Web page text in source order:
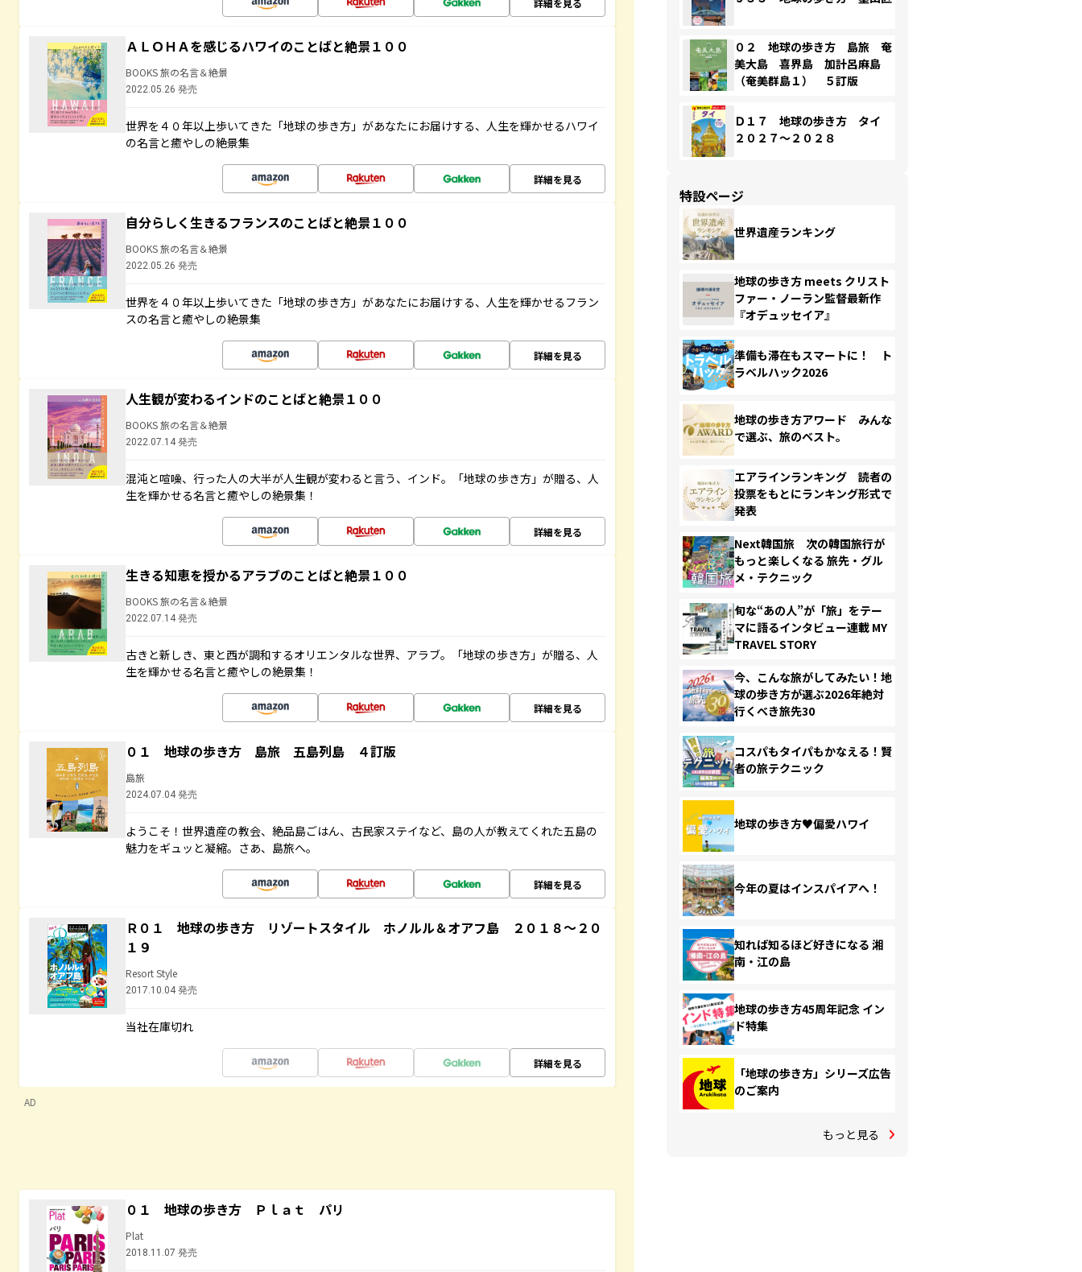
ＡＬＯＨＡを感じるハワイのことばと絶景１００
BOOKS 旅の名言＆絶景
2022.05.26 発売
世界を４０年以上歩いてきた「地球の歩き方」があなたにお届けする、人生を輝かせるハワイ
の名言と癒やしの絶景集
詳細を見る
自分らしく生きるフランスのことばと絶景１００
BOOKS 旅の名言＆絶景
2022.05.26 発売
世界を４０年以上歩いてきた「地球の歩き方」があなたにお届けする、人生を輝かせるフラン
スの名言と癒やしの絶景集
詳細を見る
人生観が変わるインドのことばと絶景１００
BOOKS 旅の名言＆絶景
2022.07.14 発売
混沌と喧噪、行った人の大半が人生観が変わると言う、インド。「地球の歩き方」が贈る、人
生を輝かせる名言と癒やしの絶景集！
詳細を見る
生きる知恵を授かるアラブのことばと絶景１００
BOOKS 旅の名言＆絶景
2022.07.14 発売
古きと新しき、東と西が調和するオリエンタルな世界、アラブ。「地球の歩き方」が贈る、人
生を輝かせる名言と癒やしの絶景集！
詳細を見る
０１ 地球の歩き方 島旅 五島列島 ４訂版
島旅
2024.07.04 発売
ようこそ！世界遺産の教会、絶品島ごはん、古民家ステイなど、島の人が教えてくれた五島の
魅力をギュッと凝縮。さあ、島旅へ。
詳細を見る
Ｒ０１ 地球の歩き方 リゾートスタイル ホノルル＆オアフ島 ２０１８～２０
１９
Resort Style
2017.10.04 発売
当社在庫切れ
詳細を見る
AD
０１ 地球の歩き方 Ｐｌａｔ パリ
Plat
2018.11.07 発売
０２ 地球の歩き方 島旅 奄
美大島 喜界島 加計呂麻島
（奄美群島１） ５訂版
Ｄ１７ 地球の歩き方 タイ
２０２７～２０２８
特設ページ
世界遺産ランキング
地球の歩き方 meets クリスト
ファー・ノーラン監督最新作
『オデュッセイア』
準備も滞在もスマートに！ ト
ラベルハック2026
地球の歩き方アワード みんな
で選ぶ、旅のベスト。
エアラインランキング 読者の
投票をもとにランキング形式で
発表
Next韓国旅 次の韓国旅行が
もっと楽しくなる 旅先・グル
メ・テクニック
旬な“あの人”が「旅」をテー
マに語るインタビュー連載 MY
TRAVEL STORY
今、こんな旅がしてみたい！地
球の歩き方が選ぶ2026年絶対
行くべき旅先30
コスパもタイパもかなえる！賢
者の旅テクニック
地球の歩き方♥偏愛ハワイ
今年の夏はインスパイアへ！
知れば知るほど好きになる 湘
南・江の島
地球の歩き方45周年記念 イン
ド特集
「地球の歩き方」シリーズ広告
のご案内
もっと見る